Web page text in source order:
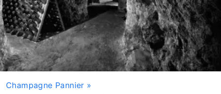
Champagne Pannier »